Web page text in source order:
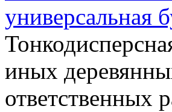
универсальная
иных
ответственных